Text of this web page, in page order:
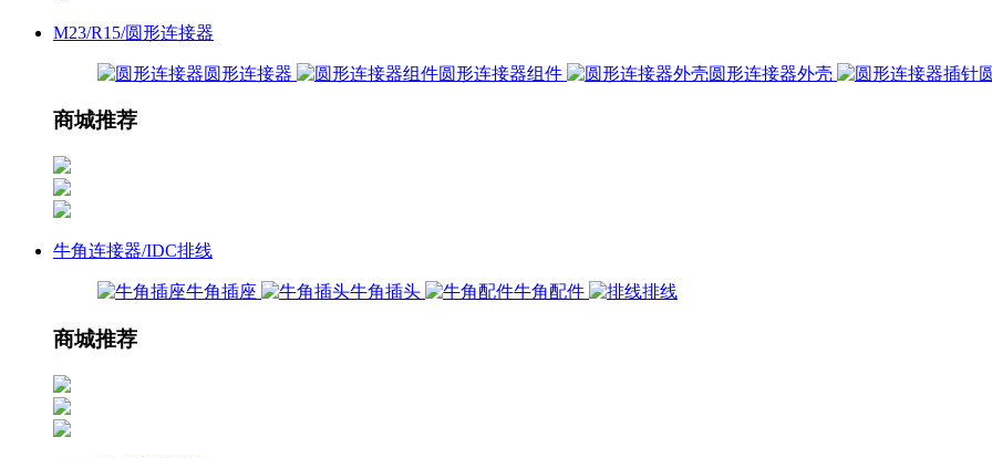
M23/R15/圆形连接器
圆形连接器 圆形连接器组件 圆形连接器外壳
商城推荐
牛角连接器/IDC排线
牛角插座 牛角插头 牛角配件 排线
商城推荐